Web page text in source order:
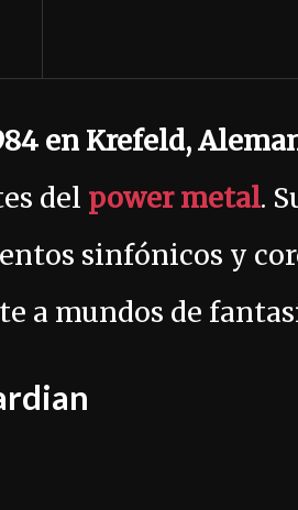
en Krefeld,
del power metal.
sinfónicos y
a mundos de